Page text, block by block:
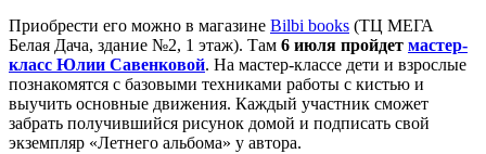
Приобрести его можно в магазине Bilbi books (ТЦ МЕГА
Белая Дача, здание №2, 1 этаж). Там 6 июля пройдет мастер-
класс Юлии Савенковой. На мастер-классе дети и взрослые
познакомятся с базовыми техниками работы с кистью и
выучить основные движения. Каждый участник сможет
забрать получившийся рисунок домой и подписать свой
экземпляр «Летнего альбома» у автора.